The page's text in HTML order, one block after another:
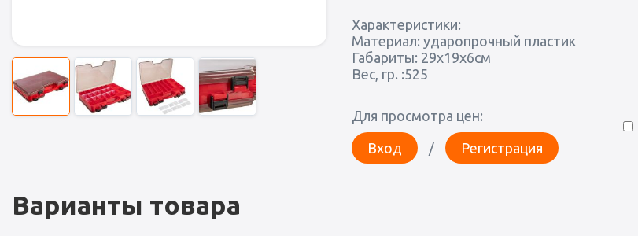
Характеристики:
Материал: ударопрочный пластик
Габариты: 29х19х6см
Вес, гр. :525
Для просмотра цен:
Вход / Регистрация
Варианты товара